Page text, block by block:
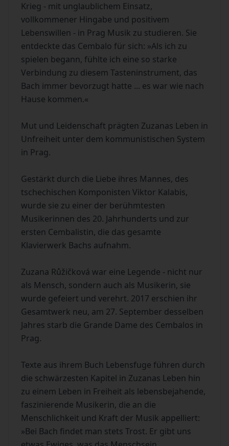
Krieg - mit unglaublichem Einsatz,
vollkommener Hingabe und positivem
Lebenswillen - in Prag Musik zu studieren. Sie
entdeckte das Cembalo für sich: »Als ich zu
spielen begann, fühlte ich eine so starke
Verbindung zu diesem Tasteninstrument, das
Bach immer bevorzugt hatte ... es war wie nach
Hause kommen.«
Mut und Leidenschaft prägten Zuzanas Leben in
Unfreiheit unter dem kommunistischen System
in Prag.
Gestärkt durch die Liebe ihres Mannes, des
tschechischen Komponisten Viktor Kalabis,
wurde sie zu einer der berühmtesten
Musikerinnen des 20. Jahrhunderts und zur
ersten Cembalistin, die das gesamte
Klavierwerk Bachs aufnahm.
Zuzana Růžičková war eine Legende - nicht nur
als Mensch, sondern auch als Musikerin, sie
wurde gefeiert und verehrt. 2017 erschien ihr
Gesamtwerk neu, am 27. September desselben
Jahres starb die Grande Dame des Cembalos in
Prag.
Texte aus ihrem Buch Lebensfuge führen durch
die schwärzesten Kapitel in Zuzanas Leben hin
zu einem Leben in Freiheit als lebensbejahende,
faszinierende Musikerin, die an die
Menschlichkeit und Kraft der Musik appelliert:
»Bei Bach findet man stets Trost. Er gibt uns